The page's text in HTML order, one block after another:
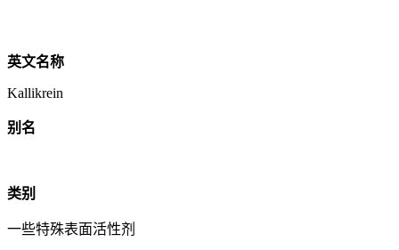
英文名称
Kallikrein
别名
类别
一些特殊表面活性剂